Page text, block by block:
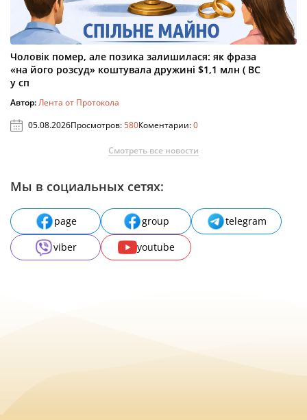
Чоловік помер, але позика залишилася: як фраза
«на його розсуд» коштувала дружині $1,1 млн ( ВС
у сп
Автор:Лента от Протокола
05.08.2026Просмотров:580Коментарии:0
Смотреть все новости
Мы в социальных сетях:
page group
telegram
viber
youtube